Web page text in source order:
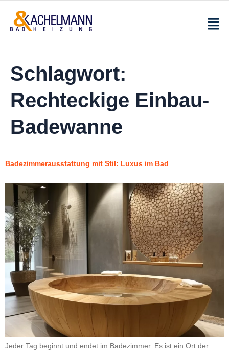
Schlagwort:
Rechteckige Einbau-
Badewanne
Badezimmerausstattung mit Stil: Luxus im Bad
Jeder Tag beginnt und endet im Badezimmer. Es ist ein Ort der